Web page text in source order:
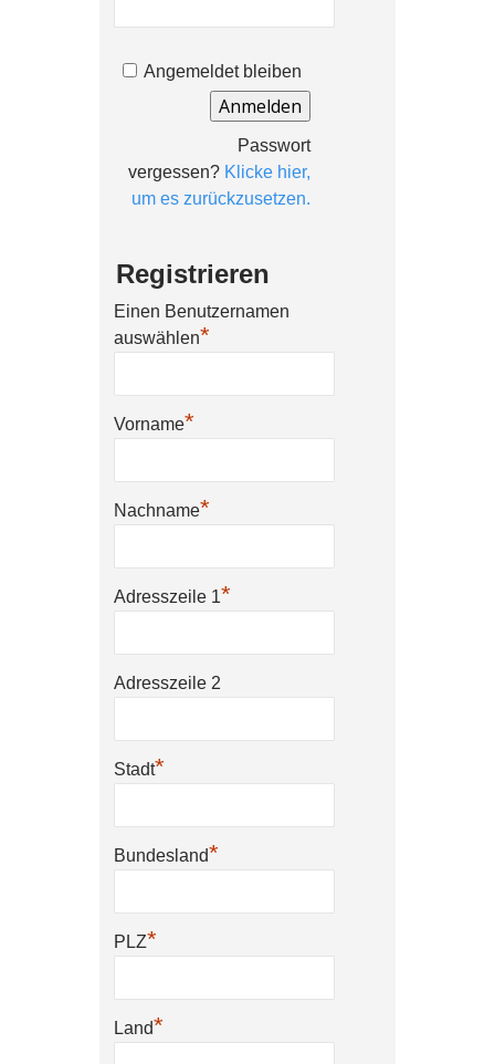
Angemeldet bleiben
Passwort
vergessen? Klicke hier,
um es zurückzusetzen.
Registrieren
Einen Benutzernamen
auswählen*
Vorname*
Nachname*
Adresszeile 1*
Adresszeile 2
Stadt*
Bundesland*
PLZ*
Land*